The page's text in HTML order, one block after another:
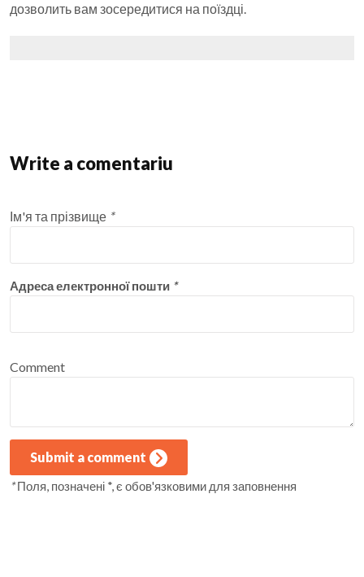
дозволить вам зосередитися на поїздці.
Write a comentariu
Ім'я та прізвище *
Адреса електронної пошти *
Comment
Submit a comment
*Поля, позначені *, є обов'язковими для заповнення